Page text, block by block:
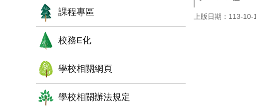
課程專區
校務E化
學校相關網頁
學校相關辦法規定
上版日期：113-10-